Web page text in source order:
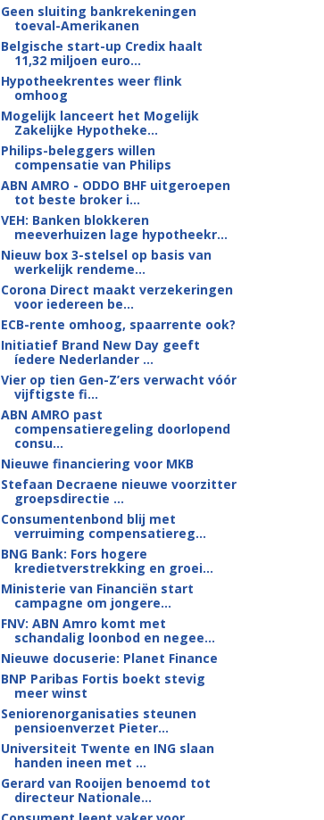
Geen sluiting bankrekeningen
toeval-Amerikanen
Belgische start-up Credix haalt
11,32 miljoen euro...
Hypotheekrentes weer flink
omhoog
Mogelijk lanceert het Mogelijk
Zakelijke Hypotheke...
Philips-beleggers willen
compensatie van Philips
ABN AMRO - ODDO BHF uitgeroepen
tot beste broker i...
VEH: Banken blokkeren
meeverhuizen lage hypotheekr...
Nieuw box 3-stelsel op basis van
werkelijk rendeme...
Corona Direct maakt verzekeringen
voor iedereen be...
ECB-rente omhoog, spaarrente ook?
Initiatief Brand New Day geeft
íedere Nederlander ...
Vier op tien Gen-Z’ers verwacht vóór
vijftigste fi...
ABN AMRO past
compensatieregeling doorlopend
consu...
Nieuwe financiering voor MKB
Stefaan Decraene nieuwe voorzitter
groepsdirectie ...
Consumentenbond blij met
verruiming compensatiereg...
BNG Bank: Fors hogere
kredietverstrekking en groei...
Ministerie van Financiën start
campagne om jongere...
FNV: ABN Amro komt met
schandalig loonbod en negee...
Nieuwe docuserie: Planet Finance
BNP Paribas Fortis boekt stevig
meer winst
Seniorenorganisaties steunen
pensioenverzet Pieter...
Universiteit Twente en ING slaan
handen ineen met ...
Gerard van Rooijen benoemd tot
directeur Nationale...